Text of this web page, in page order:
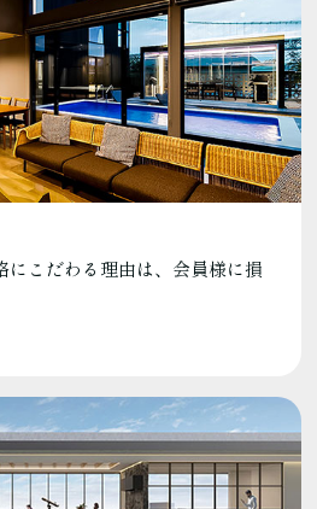
にこだわる理由は、会員様に損